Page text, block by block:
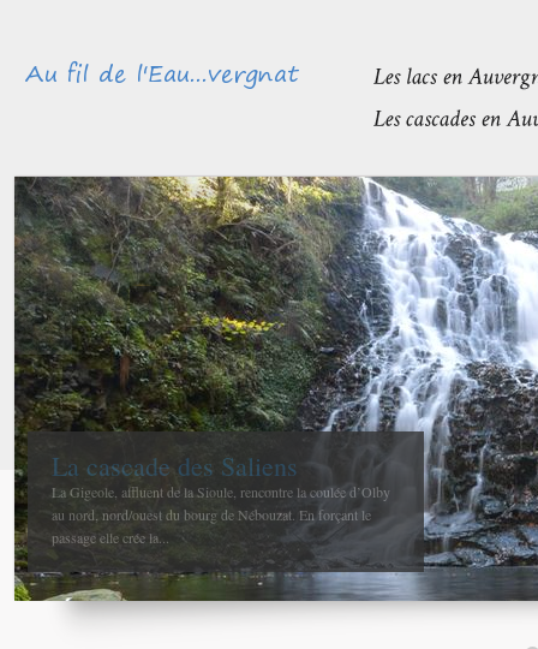
Méandres et boires de la Sioule
avant de rejoindre l’Allier
La confluence entre la Sioule et l’Allier se fait entre Contigny
et La Ferté-Hauterive peu après Saint-Pourçain sur-Sioule à...